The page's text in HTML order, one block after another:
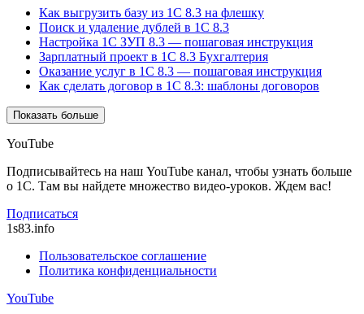
Как выгрузить базу из 1С 8.3 на флешку
Поиск и удаление дублей в 1С 8.3
Настройка 1С ЗУП 8.3 — пошаговая инструкция
Зарплатный проект в 1С 8.3 Бухгалтерия
Оказание услуг в 1С 8.3 — пошаговая инструкция
Как сделать договор в 1С 8.3: шаблоны договоров
Показать больше
YouTube
Подписывайтесь на наш YouTube канал, чтобы узнать больше
о 1С. Там вы найдете множество видео-уроков. Ждем вас!
Подписаться
1s83.info
Пользовательское соглашение
Политика конфиденциальности
YouTube